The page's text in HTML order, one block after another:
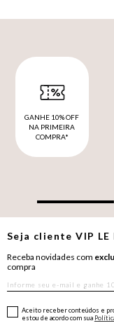
GANHE 10% OFF
NA PRIMEIRA
COMPRA*
Seja clienteVIP LE
Receba novidades com
compra
Aceito receber conteúdos e
estou de acordo com sua